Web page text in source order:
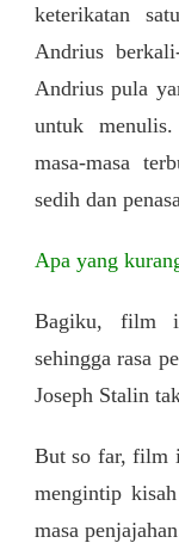
keterikatan
Andrius
Andrius pula
untuk
masa-masa
sedih dan
Apa yang
Bagiku, film
sehingga rasa
Joseph Stalin
But so far, film
mengintip
masa